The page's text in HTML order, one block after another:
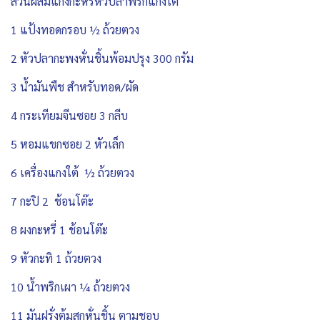
1 แป้งทอดกรอบ ½ ถ้วยตวง
2 หัวปลากะพงหั่นชิ้นพ้อมปรุง 300 กรัม
3 น้ำมันพืช สำหรับทอด/ผัด
4 กระเทียมจีนซอย 3 กลีบ
5 หอมแขกซอย 2 หัวเล็ก
6 เครื่องแกงใต้ ½ ถ้วยตวง
7 กะปิ 2 ช้อนโต๊ะ
8 ผงกะหรี่ 1 ช้อนโต๊ะ
9 หัวกะทิ 1 ถ้วยตวง
10 น้ำพริกเผา ¼ ถ้วยตวง
11 มันฝรั่งต้มสุกหั่นชิ้น ตามชอบ